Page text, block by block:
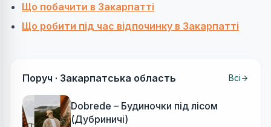
Що побачити в Закарпатті
Що робити під час відпочинку в Закарпатті
Поруч · Закарпатська область Всі
Dobrede – Будиночки під лісом
(Дубриничі)